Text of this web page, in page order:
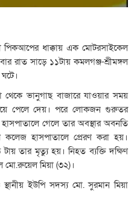
পিকআপের ধাক্কায় এক মোটরসাইকেল
রাত সাড়ে ১১টায় কমলগঞ্জ-শ্রীমঙ্গল
থেকে ভানুগাছ বাজারে যাওয়ার সময়
পেলে দেয়। পরে লোকজন গুরুতর
গেলে তার অবস্থার অবনতি
হাসপাতালে প্রেরণ করা হয়।
টায় তার মৃত্যু হয়। নিহত ব্যক্তি দক্ষিণ
মো.রুয়েল মিয়া (৩২)।
ইউপি সদস্য মো. সুরমান মিয়া